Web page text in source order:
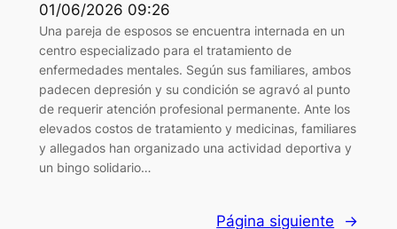
01/06/2026 09:26
Una pareja de esposos se encuentra internada en un
centro especializado para el tratamiento de
enfermedades mentales. Según sus familiares, ambos
padecen depresión y su condición se agravó al punto
de requerir atención profesional permanente. Ante los
elevados costos de tratamiento y medicinas, familiares
y allegados han organizado una actividad deportiva y
un bingo solidario…
Página siguiente →